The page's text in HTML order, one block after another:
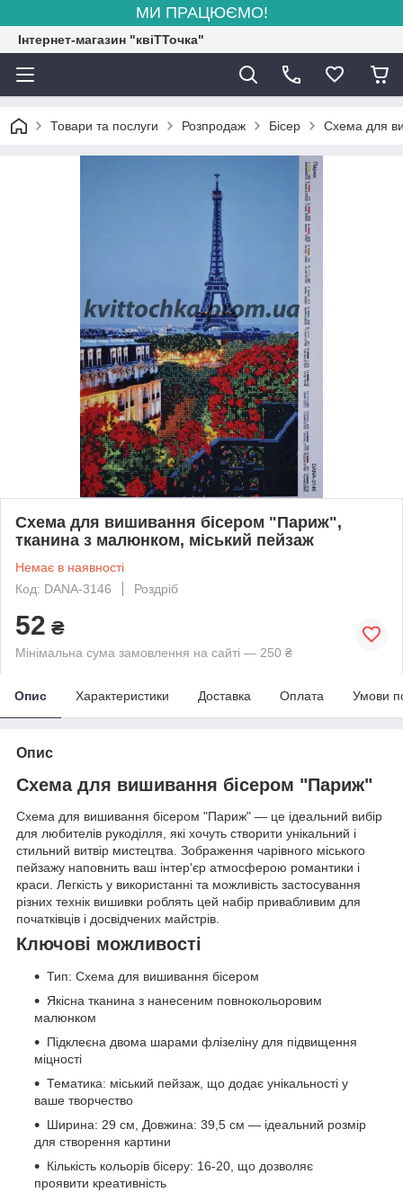
МИ ПРАЦЮЄМО!
Інтернет-магазин "квіТТочка"
Товари та послуги Розпродаж Бісер Схема для
Схема для вишивання бісером "Париж",
тканина з малюнком, міський пейзаж
Немає в наявності
Код: DANA-3146
Роздріб
52 ₴
Мінімальна сума замовлення на сайті — 250 ₴
Опис Характеристики Доставка Оплата Умови
Опис
Схема для вишивання бісером "Париж"
Схема для вишивання бісером "Париж" — це ідеальний вибір
для любителів рукоділля, які хочуть створити унікальний і
стильний витвір мистецтва. Зображення чарівного міського
пейзажу наповнить ваш інтер'єр атмосферою романтики і
краси. Легкість у використанні та можливість застосування
різних технік вишивки роблять цей набір привабливим для
початківців і досвідчених майстрів.
Ключові можливості
Тип: Схема для вишивання бісером
Якісна тканина з нанесеним повнокольоровим
малюнком
Підклеєна двома шарами флізеліну для підвищення
міцності
Тематика: міський пейзаж, що додає унікальності у
ваше творчество
Ширина: 29 см, Довжина: 39,5 см — ідеальний розмір
для створення картини
Кількість кольорів бісеру: 16-20, що дозволяє
проявити креативність